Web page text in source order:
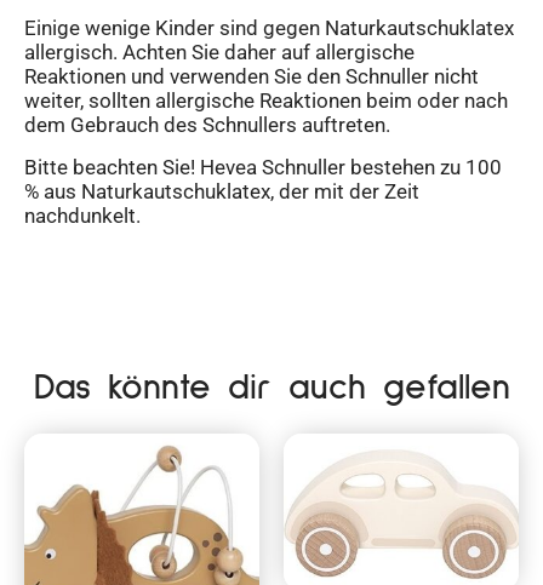
Einige wenige Kinder sind gegen Naturkautschuklatex
allergisch. Achten Sie daher auf allergische
Reaktionen und verwenden Sie den Schnuller nicht
weiter, sollten allergische Reaktionen beim oder nach
dem Gebrauch des Schnullers auftreten.
Bitte beachten Sie! Hevea Schnuller bestehen zu 100
% aus Naturkautschuklatex, der mit der Zeit
nachdunkelt.
Das könnte dir auch gefallen